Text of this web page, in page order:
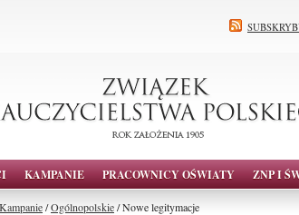
KAMPANIE PRACOWNICY OŚWIATY ZNP I
Kampanie/Ogólnopolskie/ Nowe legitymacje